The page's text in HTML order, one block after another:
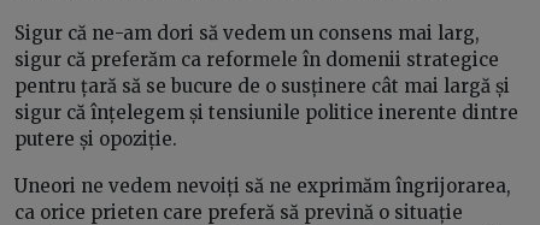
Sigur că ne-am dori să vedem un consens mai larg,
sigur că preferăm ca reformele în domenii strategice
pentru țară să se bucure de o susținere cât mai largă și
sigur că înțelegem și tensiunile politice inerente dintre
putere și opoziție.
Uneori ne vedem nevoiți să ne exprimăm îngrijorarea,
ca orice prieten care preferă să prevină o situație